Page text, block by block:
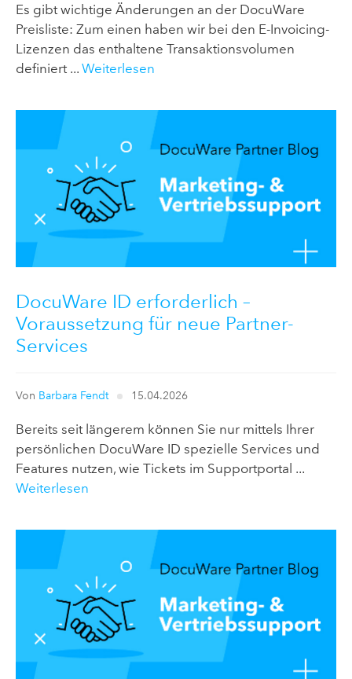
Es gibt wichtige Änderungen an der DocuWare
Preisliste: Zum einen haben wir bei den E-Invoicing-
Lizenzen das enthaltene Transaktionsvolumen
definiert ... Weiterlesen
DocuWare ID erforderlich –
Voraussetzung für neue Partner-
Services
Von Barbara Fendt 15.04.2026
Bereits seit längerem können Sie nur mittels Ihrer
persönlichen DocuWare ID spezielle Services und
Features nutzen, wie Tickets im Supportportal ...
Weiterlesen